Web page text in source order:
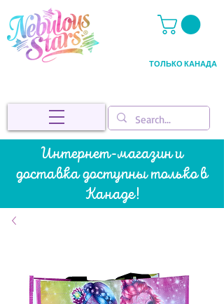
ТОЛЬКО КАНАДА
Интернет-магазин и
доставка доступны только в
Канаде!